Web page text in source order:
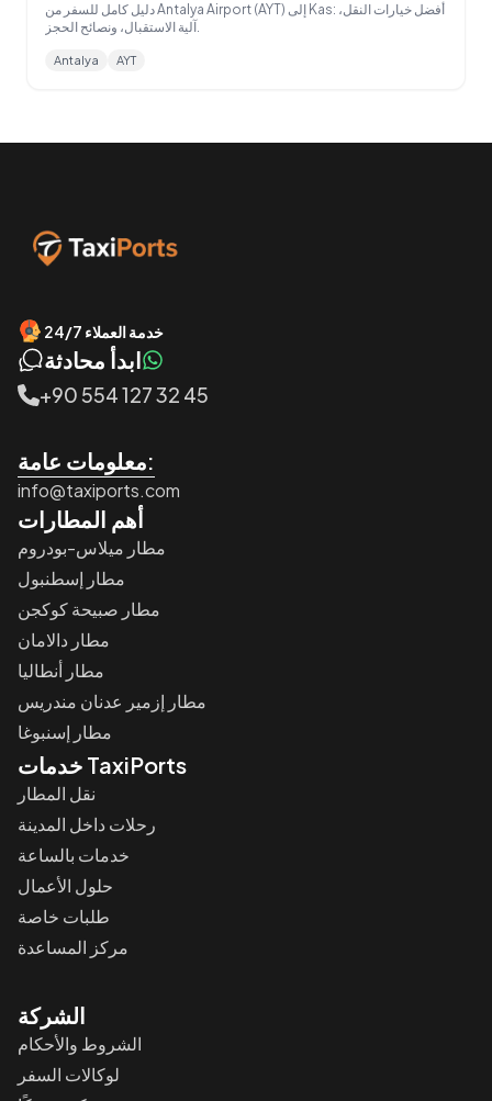
دليل كامل للسفر من Antalya Airport (AYT) إلى Kas: أفضل خيارات النقل،
آلية الاستقبال، ونصائح الحجز.
Antalya AYT
خدمة العملاء 24/7
ابدأ محادثة
+90 554 127 32 45
معلومات عامة:
info@taxiports.com
أهم المطارات
مطار ميلاس-بودروم
مطار إسطنبول
مطار صبيحة كوكجن
مطار دالامان
مطار أنطاليا
مطار إزمير عدنان مندريس
مطار إسنبوغا
خدمات TaxiPorts
نقل المطار
رحلات داخل المدينة
خدمات بالساعة
حلول الأعمال
طلبات خاصة
مركز المساعدة
الشركة
الشروط والأحكام
لوكالات السفر